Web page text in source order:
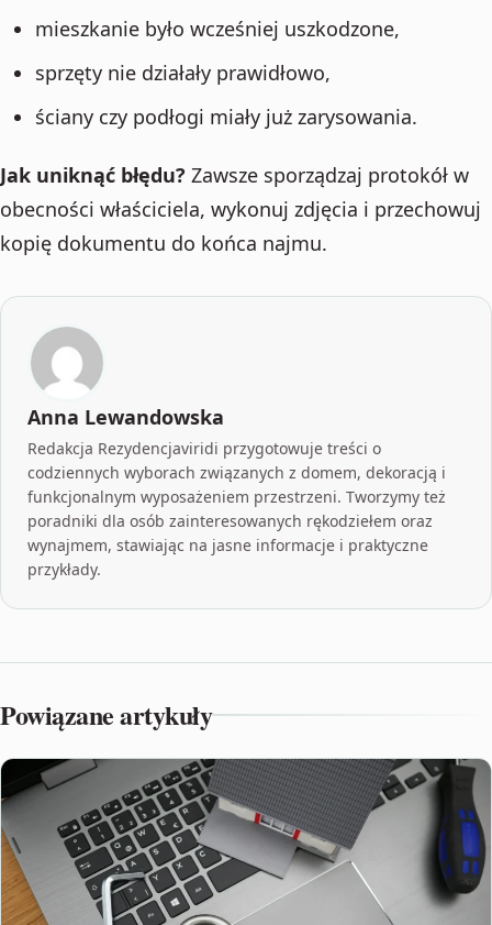
mieszkanie było wcześniej uszkodzone,
sprzęty nie działały prawidłowo,
ściany czy podłogi miały już zarysowania.
Jak uniknąć błędu? Zawsze sporządzaj protokół w
obecności właściciela, wykonuj zdjęcia i przechowuj
kopię dokumentu do końca najmu.
Anna Lewandowska
Redakcja Rezydencjaviridi przygotowuje treści o
codziennych wyborach związanych z domem, dekoracją i
funkcjonalnym wyposażeniem przestrzeni. Tworzymy też
poradniki dla osób zainteresowanych rękodziełem oraz
wynajmem, stawiając na jasne informacje i praktyczne
przykłady.
Powiązane artykuły